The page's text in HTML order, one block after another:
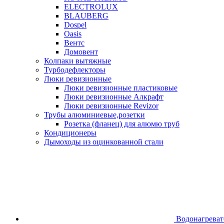
ELECTROLUX
BLAUBERG
Dospel
Oasis
Вентс
Домовент
Колпаки вытяжные
Турбодефлекторы
Люки ревизионные
Люки ревизионные пластиковые
Люки ревизионные Алкрафт
Люки ревизионные Revizor
Трубы алюминиевые,розетки
Розетка (фланец) для алюмю труб
Кондиционеры
Дымоходы из оцинкованной стали